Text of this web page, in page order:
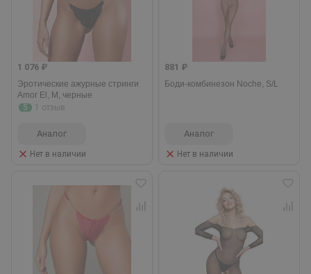
1 076 ₽
Эротические ажурные стринги
Amor El, M, черные
5
1 отзыв
Аналог
Нет в наличии
881 ₽
Боди-комбинезон Noche, S/L
Аналог
Нет в наличии